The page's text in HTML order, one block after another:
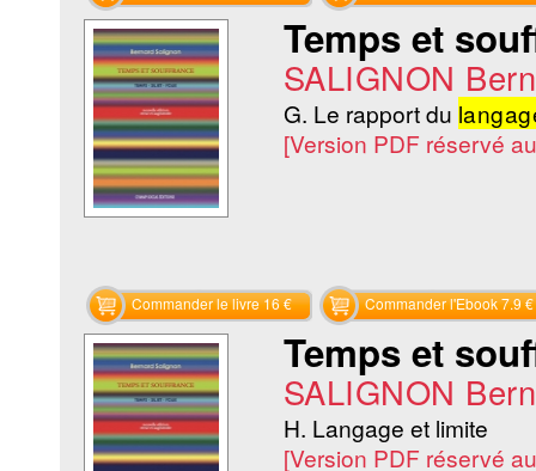
Temps et
SALIGNON
G. Le rapport du
[Version PDF réservé
Commander le livre 16 € Commander l'Ebook 7.9 €
Temps et
SALIGNON
H. Langage et limite
[Version PDF réservé